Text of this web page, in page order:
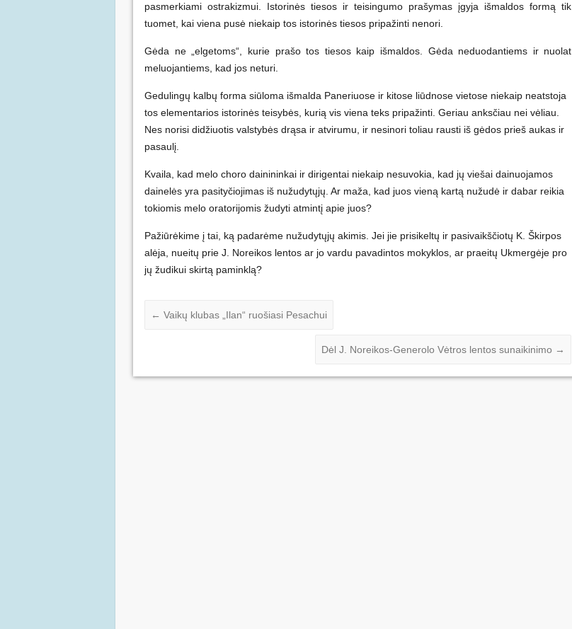
pasmerkiami ostrakizmui. Istorinės tiesos ir teisingumo prašymas įgyja išmaldos formą tik
tuomet, kai viena pusė niekaip tos istorinės tiesos pripažinti nenori.
Gėda ne „elgetoms“, kurie prašo tos tiesos kaip išmaldos. Gėda neduodantiems ir nuolat
meluojantiems, kad jos neturi.
Gedulingų kalbų forma siūloma išmalda Paneriuose ir kitose liūdnose vietose niekaip neatstoja
tos elementarios istorinės teisybės, kurią vis viena teks pripažinti. Geriau anksčiau nei vėliau.
Nes norisi didžiuotis valstybės drąsa ir atvirumu, ir nesinori toliau rausti iš gėdos prieš aukas ir
pasaulį.
Kvaila, kad melo choro dainininkai ir dirigentai niekaip nesuvokia, kad jų viešai dainuojamos
dainelės yra pasityčiojimas iš nužudytųjų. Ar maža, kad juos vieną kartą nužudė ir dabar reikia
tokiomis melo oratorijomis žudyti atmintį apie juos?
Pažiūrėkime į tai, ką padarėme nužudytųjų akimis. Jei jie prisikeltų ir pasivaikščiotų K. Škirpos
alėja, nueitų prie J. Noreikos lentos ar jo vardu pavadintos mokyklos, ar praeitų Ukmergėje pro
jų žudikui skirtą paminklą?
← Vaikų klubas „Ilan“ ruošiasi Pesachui
Dėl J. Noreikos-Generolo Vėtros lentos sunaikinimo →